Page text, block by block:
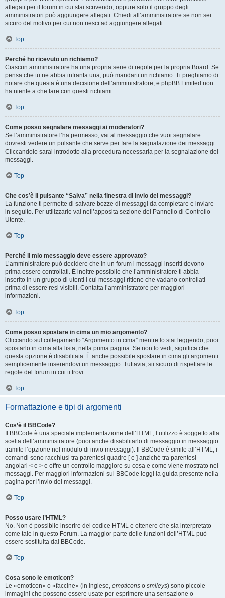
allegati per il forum in cui stai scrivendo, oppure solo il gruppo degli
amministratori può aggiungere allegati. Chiedi all’amministratore se non sei
sicuro del motivo per cui non riesci ad aggiungere allegati.
Top
Perché ho ricevuto un richiamo?
Ciascun amministratore ha una propria serie di regole per la propria Board. Se
pensa che tu ne abbia infranta una, può mandarti un richiamo. Ti preghiamo di
notare che questa è una decisione dell’amministratore, e phpBB Limited non
ha niente a che fare con questi richiami.
Top
Come posso segnalare messaggi ai moderatori?
Se l’amministratore l’ha permesso, vai al messaggio che vuoi segnalare:
dovresti vedere un pulsante che serve per fare la segnalazione dei messaggi.
Cliccandolo sarai introdotto alla procedura necessaria per la segnalazione dei
messaggi.
Top
Che cos’è il pulsante “Salva” nella finestra di invio dei messaggi?
La funzione ti permette di salvare bozze di messaggi da completare e inviare
in seguito. Per utilizzarle vai nell’apposita sezione del Pannello di Controllo
Utente.
Top
Perché il mio messaggio deve essere approvato?
L’amministratore può decidere che in un forum i messaggi inseriti devono
prima essere controllati. È inoltre possibile che l’amministratore ti abbia
inserito in un gruppo di utenti i cui messaggi ritiene che vadano controllati
prima di essere resi visibili. Contatta l’amministratore per maggiori
informazioni.
Top
Come posso spostare in cima un mio argomento?
Cliccando sul collegamento “Argomento in cima” mentre lo stai leggendo, puoi
spostarlo in cima alla lista, nella prima pagina. Se non lo vedi, significa che
questa opzione è disabilitata. È anche possibile spostare in cima gli argomenti
semplicemente inserendovi un messaggio. Tuttavia, sii sicuro di rispettare le
regole del forum in cui ti trovi.
Top
Formattazione e tipi di argomenti
Cos’è il BBCode?
Il BBCode è una speciale implementazione dell’HTML; l’utilizzo è soggetto alla
scelta dell’amministratore (puoi anche disabilitarlo di messaggio in messaggio
tramite l’opzione nel modulo di invio messaggi). Il BBCode è simile all’HTML, i
comandi sono racchiusi tra parentesi quadre [ e ] anziché tra parentesi
angolari < e > e offre un controllo maggiore su cosa e come viene mostrato nei
messaggi. Per maggiori informazioni sul BBCode leggi la guida presente nella
pagina per l’invio dei messaggi.
Top
Posso usare l’HTML?
No. Non è possibile inserire del codice HTML e ottenere che sia interpretato
come tale in questo Forum. La maggior parte delle funzioni dell’HTML può
essere sostituita dal BBCode.
Top
Cosa sono le emoticon?
Le «emoticon» o «faccine» (in inglese, emoticons o smileys) sono piccole
immagini che possono essere usate per esprimere una sensazione o